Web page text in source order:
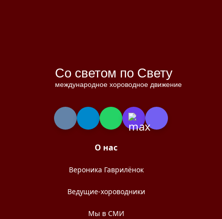
Со светом по Свету
международное хороводное движение
О нас
Вероника Гаврилёнок
Ведущие-хороводники
Мы в СМИ